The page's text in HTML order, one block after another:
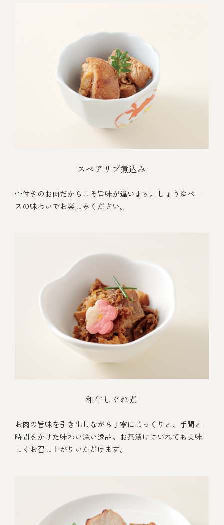
スペアリブ煮込み
骨付きのお肉だからこそ旨味が違います。しょうゆベー
スの味わいでお楽しみください。
和牛しぐれ煮
お肉の旨味を引き出しながら丁寧にじっくりと、手間と
時間をかけた味わい深い逸品。お茶漬けにいれても美味
しくお召し上がりいただけます。